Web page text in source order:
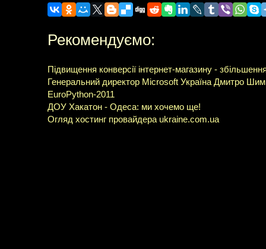
Рекомендуємо:
Підвищення конверсії інтернет-магазину -
Генеральний директор Microsoft Україна Дмитро
EuroPython-2011
ДОУ Хакатон - Одеса: ми хочемо ще!
Огляд хостинг провайдера ukraine.com.ua